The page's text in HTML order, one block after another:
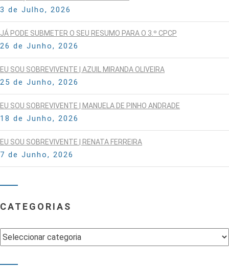
3 de Julho, 2026
JÁ PODE SUBMETER O SEU RESUMO PARA O 3.º CPCP
26 de Junho, 2026
EU SOU SOBREVIVENTE | AZUIL MIRANDA OLIVEIRA
25 de Junho, 2026
EU SOU SOBREVIVENTE | MANUELA DE PINHO ANDRADE
18 de Junho, 2026
EU SOU SOBREVIVENTE | RENATA FERREIRA
7 de Junho, 2026
CATEGORIAS
Categorias